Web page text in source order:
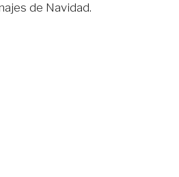
de Navidad.